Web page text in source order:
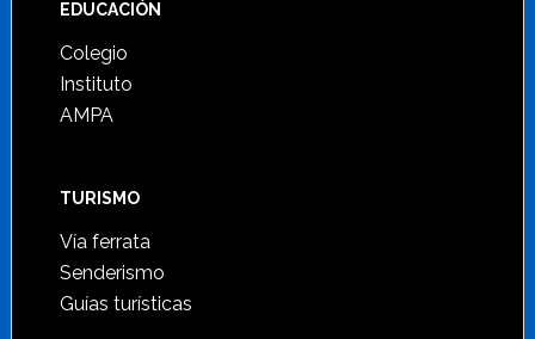
Footer
EDUCACIÓN
Colegio
Instituto
AMPA
TURISMO
Vía ferrata
Senderismo
Guías turísticas